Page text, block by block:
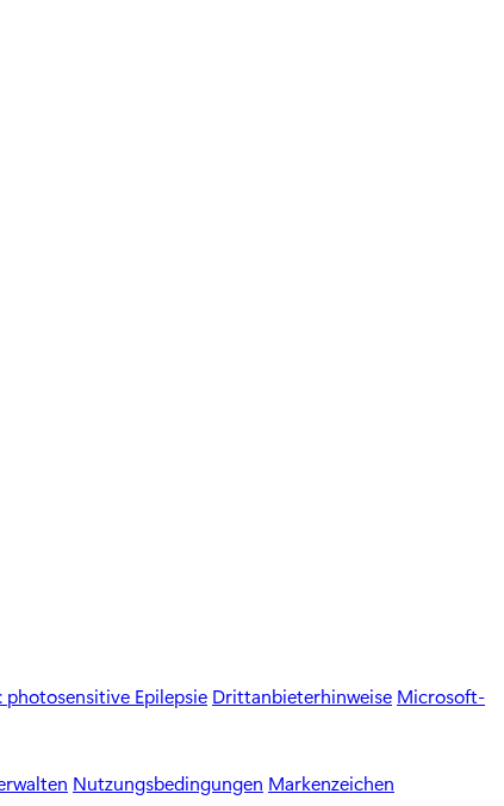
photosensitive Epilepsie Drittanbieterhinweise Microsoft-
Nutzungsbedingungen Markenzeichen